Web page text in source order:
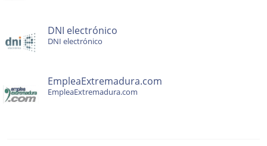
DNI electrónico
DNI electrónico
EmpleaExtremadura.com
EmpleaExtremadura.com